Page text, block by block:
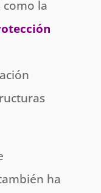
la
ha